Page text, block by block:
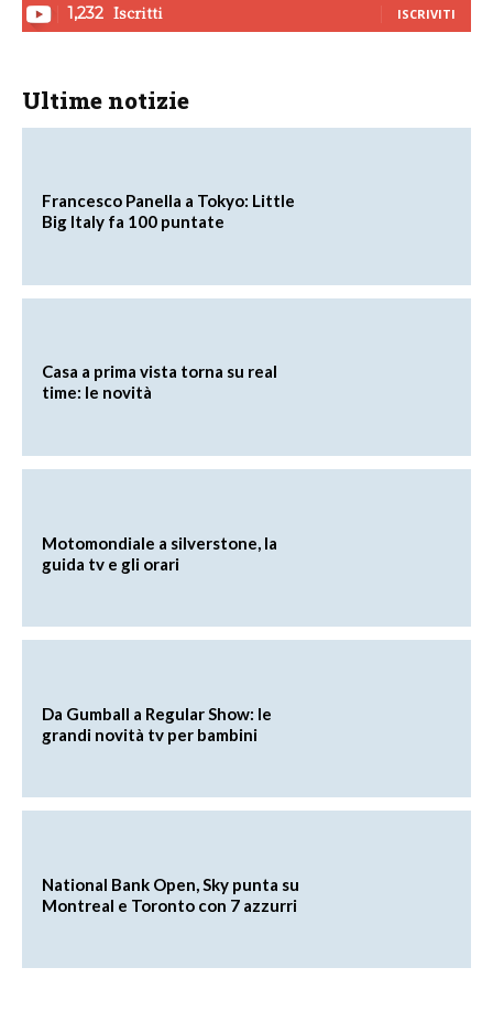
1,232 Iscritti ISCRIVITI
Ultime notizie
Francesco Panella a Tokyo: Little
Big Italy fa 100 puntate
Casa a prima vista torna su real
time: le novità
Motomondiale a silverstone, la
guida tv e gli orari
Da Gumball a Regular Show: le
grandi novità tv per bambini
National Bank Open, Sky punta su
Montreal e Toronto con 7 azzurri